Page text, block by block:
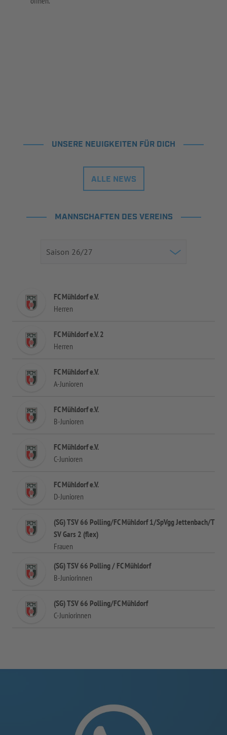
UNSERE NEUIGKEITEN FÜR DICH
ALLE NEWS
MANNSCHAFTEN DES VEREINS
FC Mühldorf e.V.
Herren
FC Mühldorf e.V. 2
Herren
FC Mühldorf e.V.
A-Junioren
FC Mühldorf e.V.
B-Junioren
FC Mühldorf e.V.
C-Junioren
FC Mühldorf e.V.
D-Junioren
(SG) TSV 66 Polling/FC Mühldorf 1/SpVgg Jettenbach/T
SV Gars 2 (flex)
Frauen
(SG) TSV 66 Polling / FC Mühldorf
B-Juniorinnen
(SG) TSV 66 Polling/FC Mühldorf
C-Juniorinnen